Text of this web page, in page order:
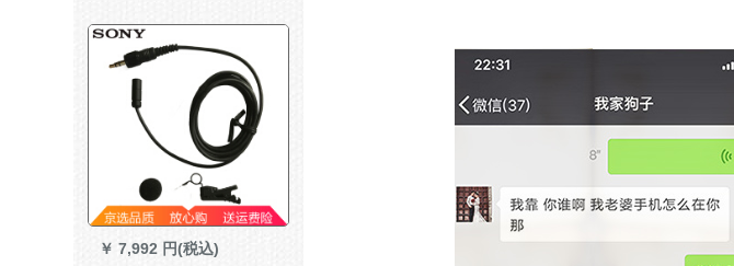
ソコディック汎用家庭用カラ
オケ【簡易版】土豪金を持
つ。
￥ 7,992 円(税込)